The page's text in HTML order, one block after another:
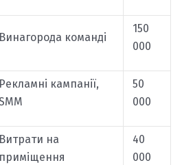
Винагорода команді
150
000
Рекламні кампанії,
50
000
Витрати на
приміщення
40
000